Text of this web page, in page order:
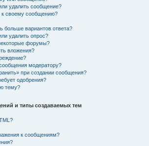
удалить сообщение?
к своему сообщению?
больше вариантов ответа?
удалить опрос?
форумы?
вложения?
модератору?
при создании сообщения?
одобрения?
тему?
и типы создаваемых тем
к сообщениям?